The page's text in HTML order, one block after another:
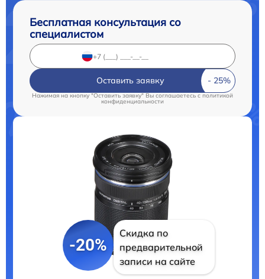
Бесплатная консультация со
специалистом
Оставить заявку
Нажимая на кнопку "Оставить заявку" Вы соглашаетесь c политикой
конфиденциальности
-20%
Скидка по
предварительной
записи на сайте